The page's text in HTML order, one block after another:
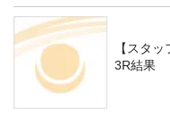
【スタ
3R結果